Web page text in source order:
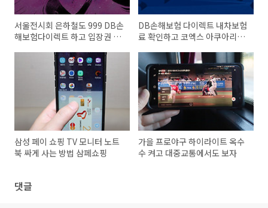
서울전시회 은하철도 999 DB손
해보험다이렉트 하고 입장권 받
DB손해보험 다이렉트 내차보험
료 확인하고 코엑스 아쿠아리움
삼성 페이 쇼핑 TV 모니터 노트
북 싸게 사는 방법 삼페쇼핑
가을 프로야구 하이라이트 옥수
수 켜고 대중교통에서도 보자
댓글